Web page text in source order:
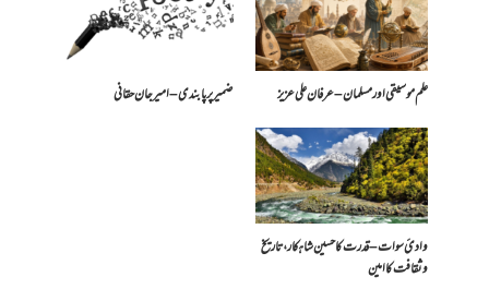
علم موسیقی اور مسلمان – عرفان علی عزیز ضمیر پر پابندی – امیرجان حقانی
وادیٔ سوات – قدرت کا حسین شاہکار، تاریخ
و ثقافت کا امین